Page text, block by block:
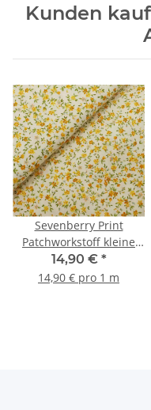
Kunden
Sevenberry Print
Patchworkstoff kleine
Blumen natur, gelb,
grün
14,90 € *
14,90 € pro 1 m